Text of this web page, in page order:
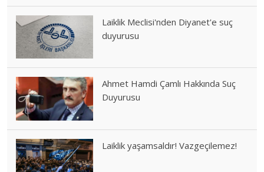
Laiklik Meclisi'nden Diyanet'e suç
duyurusu
Ahmet Hamdi Çamlı Hakkında Suç
Duyurusu
Laiklik yaşamsaldır! Vazgeçilemez!